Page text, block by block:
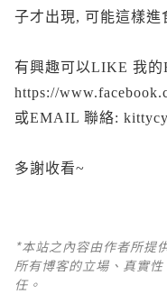
子才出現, 可能這樣進
有興趣可以LIKE 我的
https://
或EMAIL 聯絡:
多謝收看~
*本站之內容由作者所提
所有博客的立場、真實
任。